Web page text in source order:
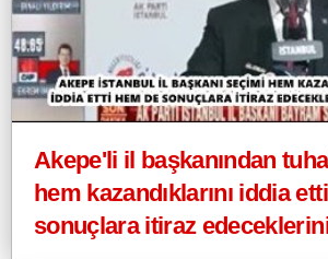
Akepe'li il başkanından
hem kazandıklarını iddia
sonuçlara itiraz